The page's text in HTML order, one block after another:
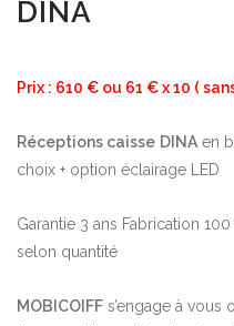
DINA
Prix : 610 € ou 61 € x 10 (
Réceptions caisse DINA en
choix + option éclairage LED
Garantie 3 ans Fabrication
selon quantité
MOBICOIFF s’engage à